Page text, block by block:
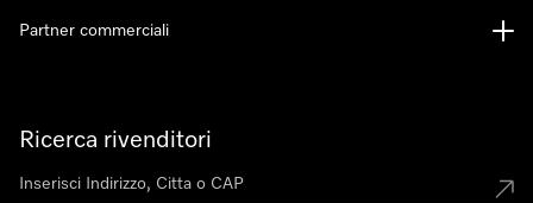
Ricerca rivenditori
Partner commerciali